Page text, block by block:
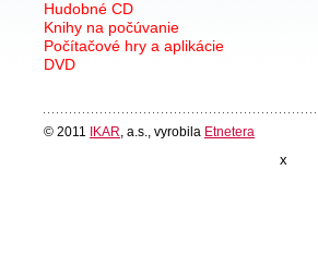
Hudobné CD
Knihy na počúvanie
Počítačové hry a aplikácie
DVD
© 2011 IKAR , a.s., vyrobila Etnetera
x